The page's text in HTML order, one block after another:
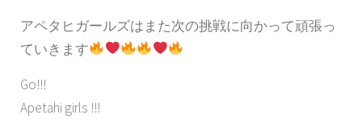
アペタヒガールズはまた次の挑戦に向かって頑張っ
ていきます
Go!!!
Apetahi girls !!!